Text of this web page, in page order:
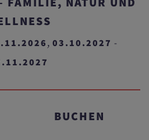
, 03.10.2027 -
BUCHEN